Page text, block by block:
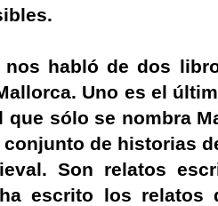
habló de dos
Uno es el
que sólo se nombra
de historias
Son relatos
escrito los